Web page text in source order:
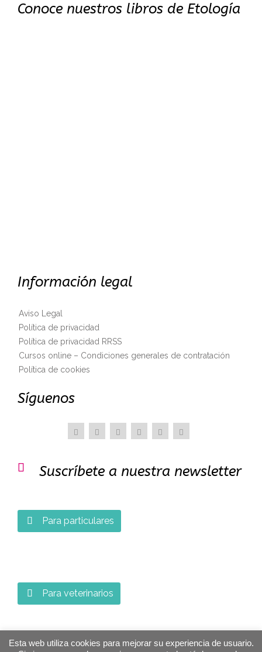
Conoce nuestros libros de Etología
Información legal
Aviso Legal
Política de privacidad
Política de privacidad RRSS
Cursos online – Condiciones generales de contratación
Política de cookies
Síguenos
 Suscríbete a nuestra newsletter
 Para particulares
 Para veterinarios
Esta web utiliza cookies para mejorar su experiencia de usuario.